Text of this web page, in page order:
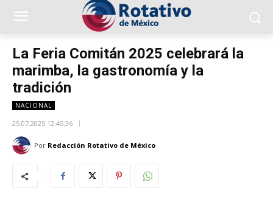
La Feria Comitán 2025 celebrará la
marimba, la gastronomía y la
tradición
NACIONAL
25.07.2025 12:45:36
Por Redacción Rotativo de México